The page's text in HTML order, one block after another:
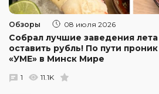
Обзоры 08 июля 2026
Собрал лучшие заведения
оставить рубль! По пути
«УМЕ» в Минск Мире
1 11.1K